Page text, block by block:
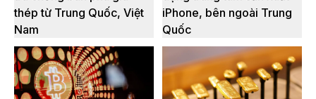
thép từ Trung Quốc, Việt
Nam
iPhone, bên ngoài Trung
Quốc